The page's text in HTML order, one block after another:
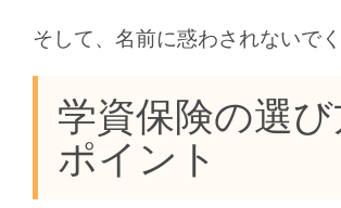
そして、名前に惑わされないでく
学資保険の選
ポイント